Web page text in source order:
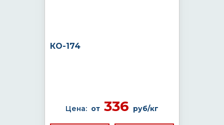
КО-174
Цена: от 336 руб/кг